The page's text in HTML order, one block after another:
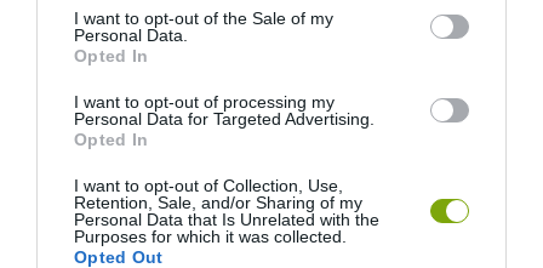
consent section.
I want to opt-out of the Sale of my
Personal Data.
Opted In
I want to opt-out of processing my
Personal Data for Targeted Advertising.
Opted In
I want to opt-out of Collection, Use,
Retention, Sale, and/or Sharing of my
Personal Data that Is Unrelated with the
Purposes for which it was collected.
Opted Out